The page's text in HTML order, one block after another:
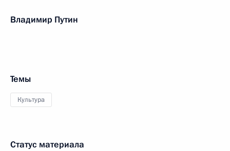
Владимир Путин
Темы
Культура
Статус материала